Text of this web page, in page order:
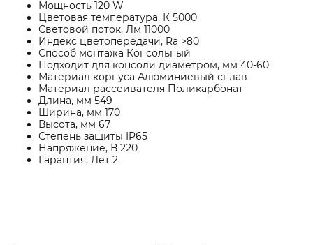
Мощность 120 W
Цветовая температура, К 5000
Световой поток, Лм 11000
Индекс цветопередачи, Ra >80
Способ монтажа Консольный
Подходит для консоли диаметром, мм 40-60
Материал корпуса Алюминиевый сплав
Материал рассеивателя Поликарбонат
Длина, мм 549
Ширина, мм 170
Высота, мм 67
Степень защиты IP65
Напряжение, В 220
Гарантия, Лет 2